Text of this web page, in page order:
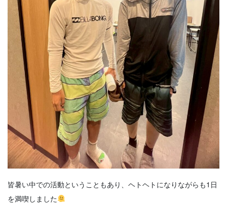
皆暑い中での活動ということもあり、ヘトヘトになりながらも1日
を満喫しました